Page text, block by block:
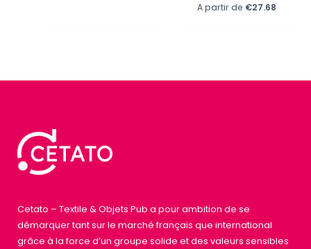
A partir de €27.68
Cetato – Textile & Objets Pub a pour ambition de se
démarquer tant sur le marché français que international
grâce à la force d’un groupe solide et des valeurs sensibles